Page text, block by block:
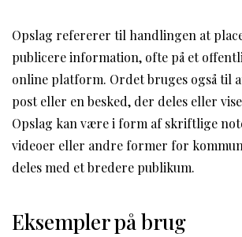
Opslag refererer til handlingen at
publicere information, ofte på et
online platform. Ordet bruges også til
post eller en besked, der deles eller
Opslag kan være i form af skriftlige
videoer eller andre former for
deles med et bredere publikum.
Eksempler på brug